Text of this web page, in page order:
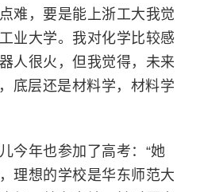
难，要是能上浙工大我觉
业大学。我对化学比较感
人很火，但我觉得，未来
底层还是材料学，材料学
今年也参加了高考：“她
理想的学校是华东师范大